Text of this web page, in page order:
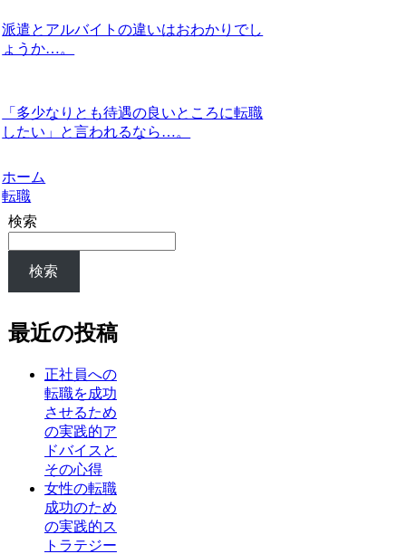
派遣とアルバイトの違いはおわかりでし
ょうか…。
「多少なりとも待遇の良いところに転職
したい」と言われるなら…。
ホーム
転職
検索
検索
最近の投稿
正社員への
転職を成功
させるため
の実践的ア
ドバイスと
その心得
女性の転職
成功のため
の実践的ス
トラテジー